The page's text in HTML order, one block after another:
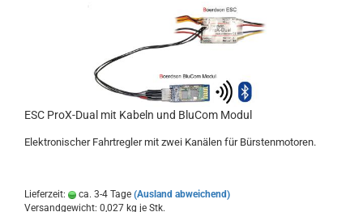
ESC ProX-Dual mit Kabeln und BluCom Modul
Elektronischer Fahrtregler mit zwei Kanälen für Bürstenmotoren.
Lieferzeit: ca. 3-4 Tage (Ausland abweichend)
Versandgewicht: 0,027 kg je Stk.